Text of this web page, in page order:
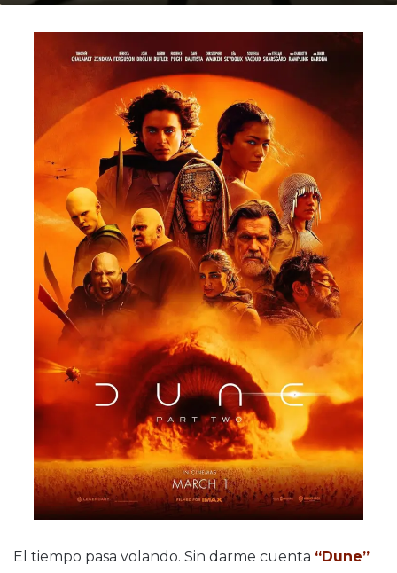
El tiempo pasa volando. Sin darme cuenta “Dune”